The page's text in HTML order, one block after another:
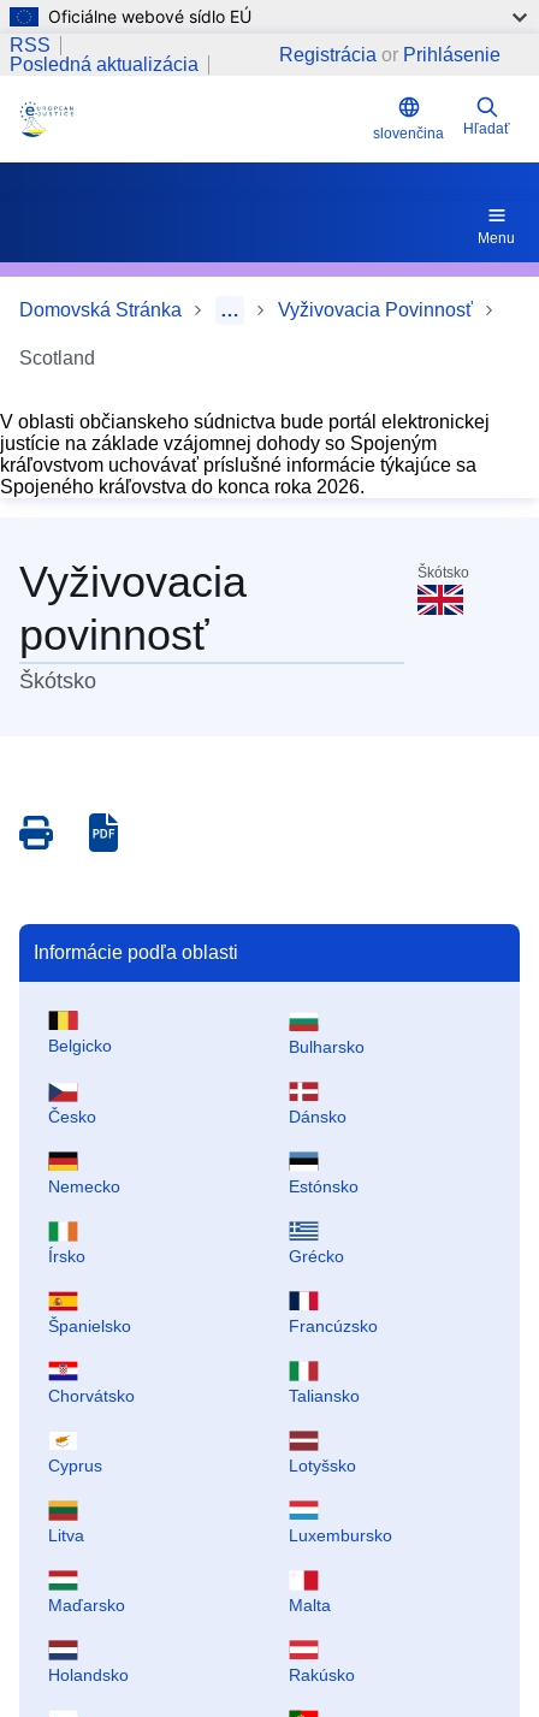
Skočiť na hlavný obsah
Oficiálne webové sídlo EÚ
RSS
Posledná aktualizácia
Registrácia or Prihlásenie
slovenčina Hľadať
Menu
Domovská Stránka … Vyživovacia Povinnosť
Scotland
V oblasti občianskeho súdnictva bude portál elektronickej
justície na základe vzájomnej dohody so Spojeným
kráľovstvom uchovávať príslušné informácie týkajúce sa
Spojeného kráľovstva do konca roka 2026.
Vyživovacia
povinnosť
Škótsko
Škótsko
Save
as
Save
as
Informácie podľa oblasti
Belgicko Bulharsko
Česko Dánsko
Nemecko Estónsko
Írsko Grécko
Španielsko Francúzsko
Chorvátsko Taliansko
Cyprus Lotyšsko
Litva Luxembursko
Maďarsko Malta
Holandsko Rakúsko